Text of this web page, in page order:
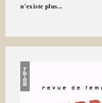
n'existe plus...